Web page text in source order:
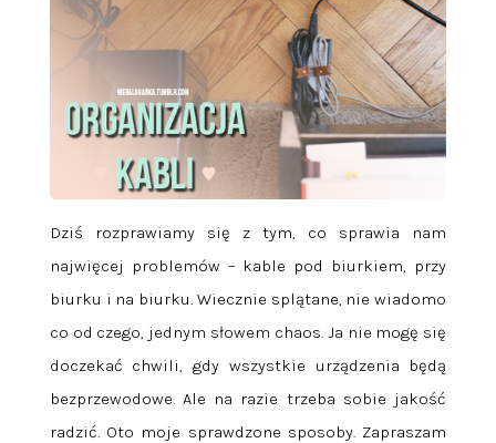
Dziś rozprawiamy się z tym, co sprawia nam
najwięcej problemów – kable pod biurkiem, przy
biurku i na biurku. Wiecznie splątane, nie wiadomo
co od czego, jednym słowem chaos. Ja nie mogę się
doczekać chwili, gdy wszystkie urządzenia będą
bezprzewodowe. Ale na razie trzeba sobie jakość
radzić. Oto moje sprawdzone sposoby. Zapraszam